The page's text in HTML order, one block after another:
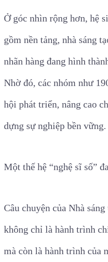
Ở góc nhìn rộng hơn, hệ
gồm nền tảng, nhà sáng
nhãn hàng đang hình
Nhờ đó, các nhóm như
hội phát triển, nâng cao
dựng sự nghiệp bền vững.
Một thế hệ “nghệ sĩ số”
Câu chuyện của Nhà
không chỉ là hành trình
mà còn là hành trình của